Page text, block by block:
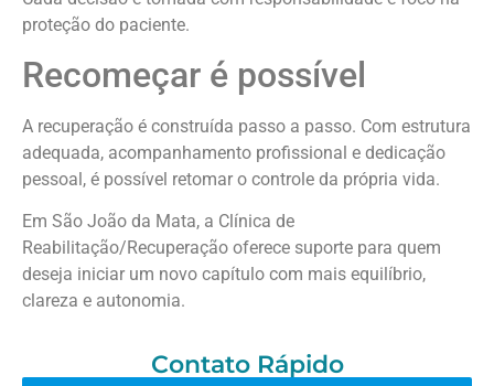
proteção do paciente.
Recomeçar é possível
A recuperação é construída passo a passo. Com estrutura
adequada, acompanhamento profissional e dedicação
pessoal, é possível retomar o controle da própria vida.
Em São João da Mata, a Clínica de
Reabilitação/Recuperação oferece suporte para quem
deseja iniciar um novo capítulo com mais equilíbrio,
clareza e autonomia.
Contato Rápido